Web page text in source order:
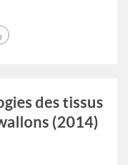
des tissus
(2014)